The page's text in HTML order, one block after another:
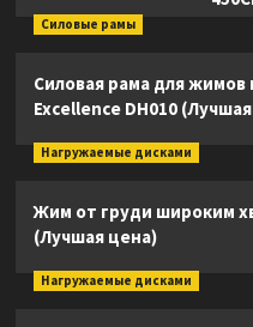
Силовые рамы
Силовая рама для
Excellence DH010
Нагружаемые дисками
Жим от груди широким
(Лучшая цена)
Нагружаемые дисками